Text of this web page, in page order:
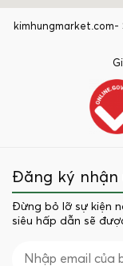
Đăng ký nhận
Đừng bỏ lỡ sự kiện
siêu hấp dẫn sẽ